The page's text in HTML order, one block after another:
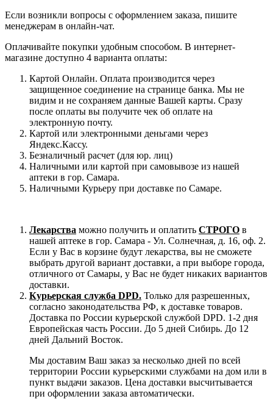
Если возникли вопросы с оформлением заказа, пишите
менеджерам в онлайн-чат.
Оплачивайте покупки удобным способом. В интернет-
магазине доступно 4 варианта оплаты:
Картой Онлайн. Оплата производится через
защищенное соединение на странице банка. Мы не
видим и не сохраняем данные Вашей карты. Сразу
после оплаты вы получите чек об оплате на
электронную почту.
Картой или электронными деньгами через
Яндекс.Кассу.
Безналичный расчет (для юр. лиц)
Наличными или картой при самовывозе из нашей
аптеки в гор. Самара.
Наличными Курьеру при доставке по Самаре.
Лекарства можно получить и оплатить СТРОГО в
нашей аптеке в гор. Самара - Ул. Солнечная, д. 16, оф. 2.
Если у Вас в корзине будут лекарства, вы не сможете
выбрать другой вариант доставки, а при выборе города,
отличного от Самары, у Вас не будет никаких вариантов
доставки.
Курьерская служба DPD. Только для разрешенных,
согласно законодательства РФ, к доставке товаров.
Доставка по России курьерской службой DPD. 1-2 дня
Европейская часть России. До 5 дней Сибирь. До 12
дней Дальний Восток.
Мы доставим Ваш заказ за несколько дней по всей
территории России курьерскими службами на дом или в
пункт выдачи заказов. Цена доставки высчитывается
при оформлении заказа автоматически.